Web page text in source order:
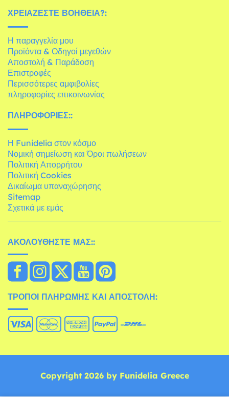
ΧΡΕΙΆΖΕΣΤΕ ΒΟΉΘΕΙΑ?:
Η παραγγελία μου
Προϊόντα & Οδηγοί μεγεθών
Αποστολή & Παράδοση
Επιστροφές
Περισσότερες αμφιβολίες
πληροφορίες επικοινωνίας
ΠΛΗΡΟΦΟΡΊΕΣ::
Η Funidelia στον κόσμο
Νομική σημείωση και Όροι πωλήσεων
Πολιτική Απορρήτου
Πολιτική Cookies
Δικαίωμα υπαναχώρησης
Sitemap
Σχετικά με εμάς
ΑΚΟΛΟΥΘΉΣΤΕ ΜΑΣ::
ΤΡΌΠΟΙ ΠΛΗΡΩΜΉΣ ΚΑΙ ΑΠΟΣΤΟΛΉ:
Copyright 2026 by Funidelia Greece